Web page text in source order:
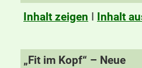
Inhalt zeigen I Inhalt
„Fit im Kopf“ – Neue